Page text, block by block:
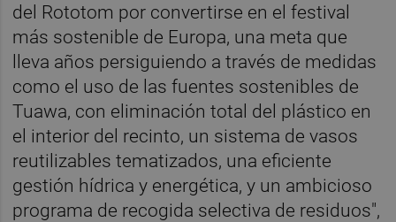
del Rototom por convertirse en el festival
más sostenible de Europa, una meta que
lleva años persiguiendo a través de medidas
como el uso de las fuentes sostenibles de
Tuawa, con eliminación total del plástico en
el interior del recinto, un sistema de vasos
reutilizables tematizados, una eficiente
gestión hídrica y energética, y un ambicioso
programa de recogida selectiva de residuos",